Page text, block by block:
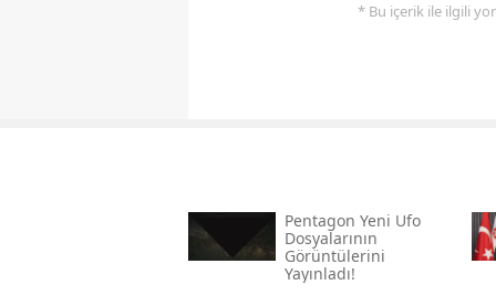
* Bu içerik ile ilgili
Pentagon Yeni Ufo
Dosyalarının
Görüntülerini
Yayınladı!